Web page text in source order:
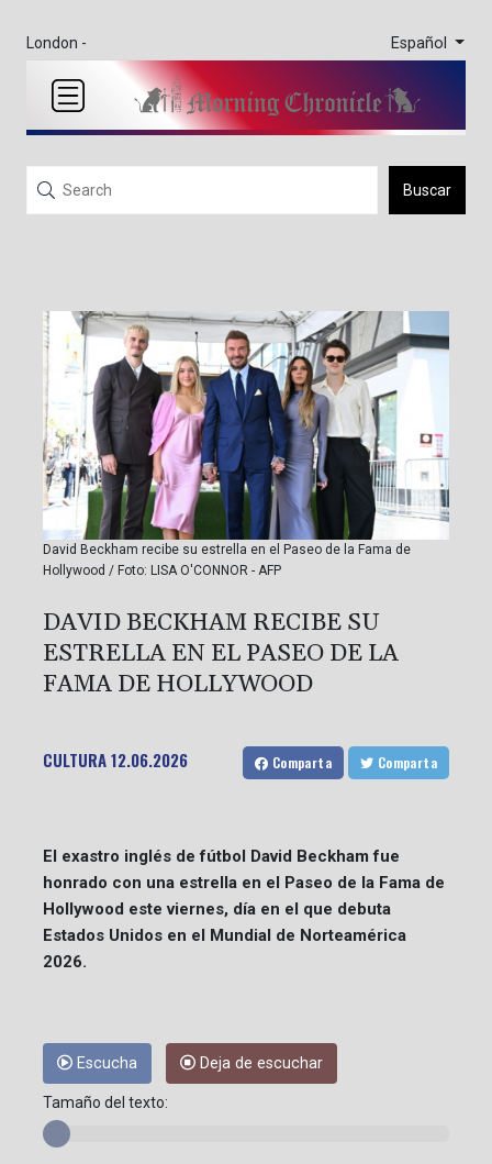
London - Español
Buscar
David Beckham recibe su estrella en el Paseo de la Fama de
Hollywood / Foto: LISA O'CONNOR - AFP
DAVID BECKHAM RECIBE SU
ESTRELLA EN EL PASEO DE LA
FAMA DE HOLLYWOOD
CULTURA12.06.2026 Comparta Comparta
El exastro inglés de fútbol David Beckham fue
honrado con una estrella en el Paseo de la Fama de
Hollywood este viernes, día en el que debuta
Estados Unidos en el Mundial de Norteamérica
2026.
Escucha Deja de escuchar
Tamaño del texto: